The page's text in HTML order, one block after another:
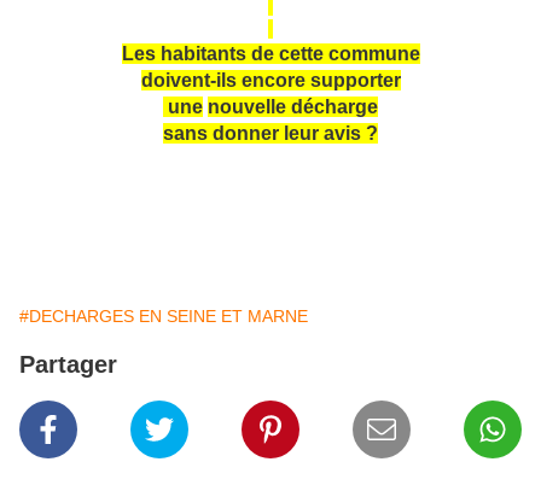
Les habitants de cette commune
doivent-ils encore supporter
une nouvelle décharge
sans donner leur avis ?
#DECHARGES EN SEINE ET MARNE
Partager